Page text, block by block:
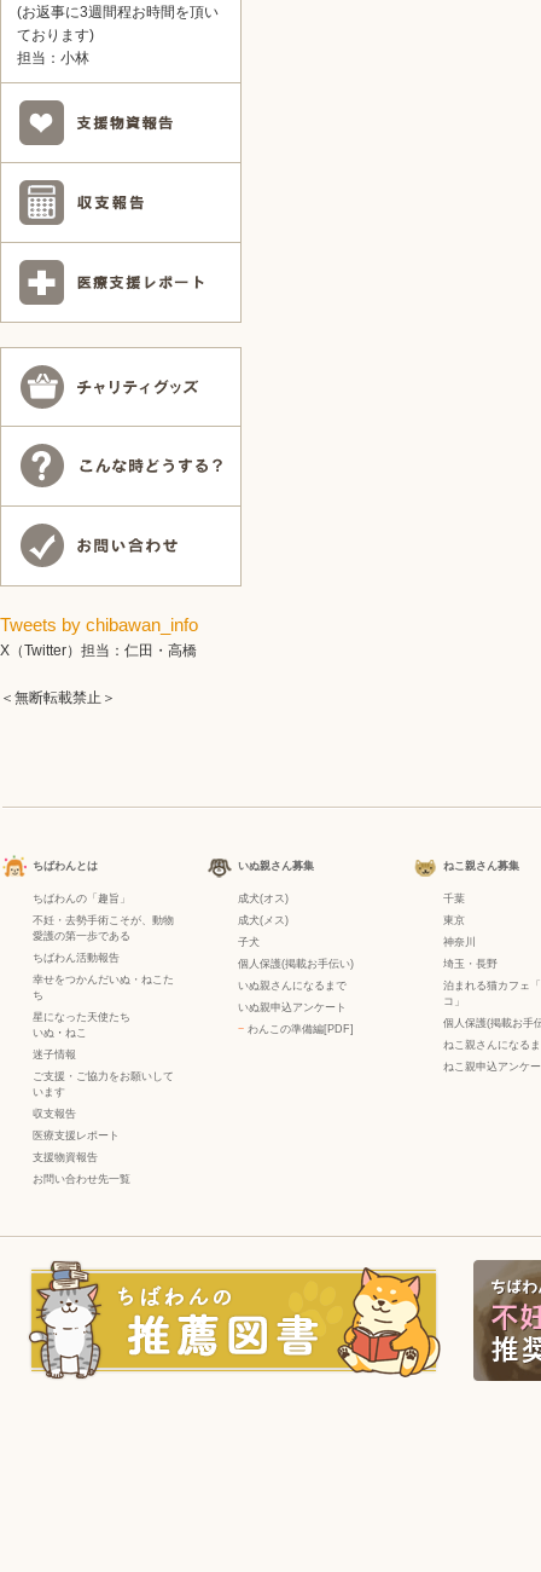
(お返事に3週間程お時間を頂い
ております)
担当：小林
Tweets by chibawan_info
X（Twitter）担当：仁田・高橋
＜無断転載禁止＞
ちばわんとは
ちばわんの「趣旨」
不妊・去勢手術こそが、動物
愛護の第一歩である
ちばわん活動報告
幸せをつかんだいぬ・ねこた
ち
星になった天使たち
いぬ ・ ねこ
迷子情報
ご支援・ご協力をお願いして
います
収支報告
医療支援レポート
支援物資報告
お問い合わせ先一覧
いぬ親さん募集
成犬(オス)
成犬(メス)
子犬
個人保護(掲載お手伝い)
いぬ親さんになるまで
いぬ親申込アンケート
− わんこの準備編[PDF]
ねこ親さん募集
千葉
東京
神奈川
埼玉・長野
泊まれる猫カフェ
コ」
個人保護(掲載お手
ねこ親さんになる
ねこ親申込アンケ